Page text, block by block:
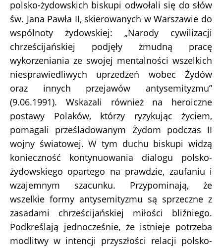
polsko-żydowskich biskupi odwołali się do słów
św. Jana Pawła II, skierowanych w Warszawie do
wspólnoty żydowskiej: „Narody cywilizacji
chrześcijańskiej podjęły żmudną pracę
wykorzeniania ze swojej mentalności wszelkich
niesprawiedliwych uprzedzeń wobec Żydów
oraz innych przejawów antysemityzmu”
(9.06.1991). Wskazali również na heroiczne
postawy Polaków, którzy ryzykując życiem,
pomagali prześladowanym Żydom podczas II
wojny światowej. W tym duchu biskupi widzą
konieczność kontynuowania dialogu polsko-
żydowskiego opartego na prawdzie, zaufaniu i
wzajemnym szacunku. Przypominają, że
wszelkie formy antysemityzmu są sprzeczne z
zasadami chrześcijańskiej miłości bliźniego.
Podkreślają jednocześnie, że istnieje potrzeba
modlitwy w intencji przyszłości relacji polsko-